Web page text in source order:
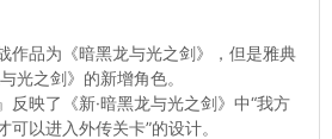
作品为《暗黑龙与光之剑》，但是雅典
光之剑》的新增角色。
反映了《新·暗黑龙与光之剑》中“我方
以进入外传关卡”的设计。